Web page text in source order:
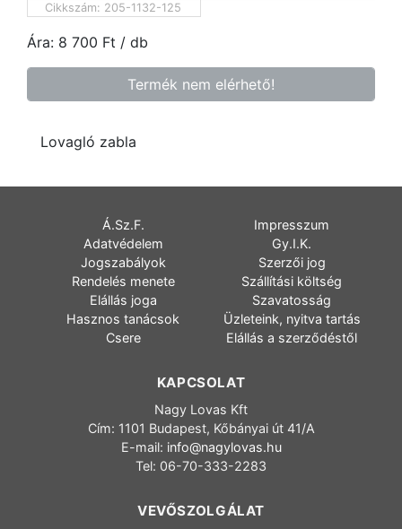
Cikkszám: 205-1132-125
Ára: 8 700 Ft / db
Termék nem elérhető!
Lovagló zabla
Á.Sz.F.
Impresszum
Adatvédelem
Gy.I.K.
Jogszabályok
Szerzői jog
Rendelés menete
Szállítási költség
Elállás joga
Szavatosság
Hasznos tanácsok
Üzleteink, nyitva tartás
Csere
Elállás a szerződéstől
KAPCSOLAT
Nagy Lovas Kft
Cím: 1101 Budapest, Kőbányai út 41/A
E-mail: info@nagylovas.hu
Tel: 06-70-333-2283
VEVŐSZOLGÁLAT